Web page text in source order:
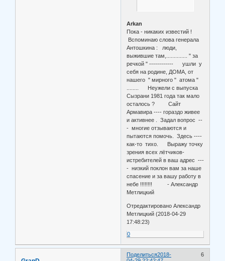
Arkan
Пока - никаких известий !
Вспоминаю слова генерала
Антошкина : люди,
выжившие там,.............. " за
речкой " ------------ ушли у
себя на родине, ДОМА, от
нашего " мирного " атома "
........ Неужели с выпуска
Сызрани 1981 года так мало
осталось ? Сайт
Армавира ---- гораздо живее
и активнее . Задал вопрос --
- многие отзываются и
пытаются помочь. Здесь ----
как-то тихо. Выражу точку
зрения всех лётчиков-
истребителей в ваш адрес ---
- низкий поклон вам за наше
спасение и за вашу работу в
небе !!!!!!!! - Александр
Метлицкий
Отредактировано Александр
Метлицкий (2018-04-29
17:48:23)
0
Поделиться 6
2018-